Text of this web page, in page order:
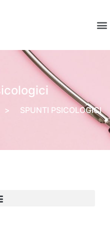
> SPUNTI PSICOLOGICI